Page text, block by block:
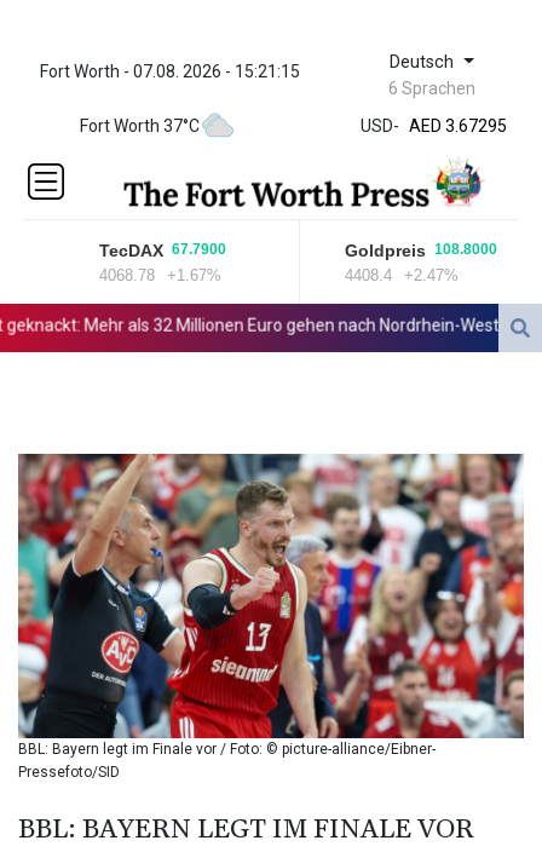
Fort Worth - 07.08. 2026 - 15:21:15 Deutsch
6 Sprachen
Fort Worth 37°C
USD-
ZWL 321.999592
AED 3.67295
AED 3.67295
AFN
ALL 80.861178
AMD
AOA
918.000367
BBD 2.013896
BDT 123.776354
BHD 0.377104
BIF 2987.5
BMD 1
BND 1.281271
BOB 11.884005
BRL 5.096204
BSD 0.999879
BTN 95.145572
BWP 13.496235
BZD 2.010921
TecDAX 67.7900
4068.78 +1.67%
Goldpreis 108.8000
4408.4 +2.47%
Mehr als 32 Millionen Euro gehen nach Nordrhein-Westfalen
BBL: Bayern legt im Finale vor / Foto: © picture-alliance/Eibner-
Pressefoto/SID
BBL: BAYERN LEGT IM FINALE VOR